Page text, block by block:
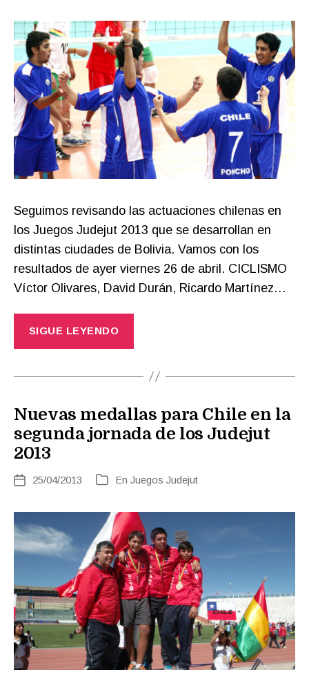
la
entrada
Seguimos revisando las actuaciones chilenas en
los Juegos Judejut 2013 que se desarrollan en
distintas ciudades de Bolivia. Vamos con los
resultados de ayer viernes 26 de abril. CICLISMO
Víctor Olivares, David Durán, Ricardo Martínez…
SIGUE LEYENDO
Nuevas medallas para Chile en la
segunda jornada de los Judejut
2013
Fecha
la
entrada
25/04/2013 Categorías
En Juegos Judejut